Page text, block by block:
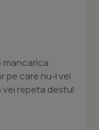
mancarica
pe care nu-l vei
vei repeta destul